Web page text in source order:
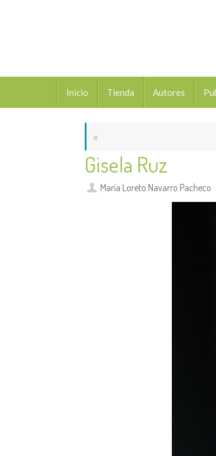
contenido
Inicio Tienda Autores
«
Gisela Ruz
María Loreto Navarro Pacheco